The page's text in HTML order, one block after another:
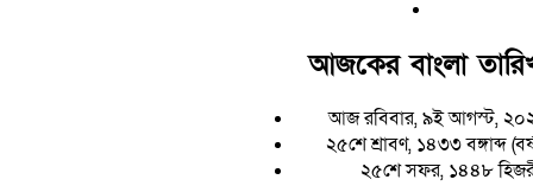
আজকের বাংলা
আজ রবিবার, ৯ই আগস্ট,
২৫শে শ্রাবণ, ১৪৩৩ বঙ্গাব্দ
২৫শে সফর, ১৪৪৮